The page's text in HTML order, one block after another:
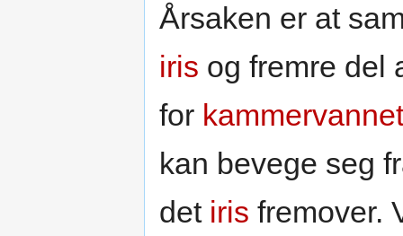
Årsaken er at
iris og fremre del
for kammervannet
kan bevege seg
det iris fremover.